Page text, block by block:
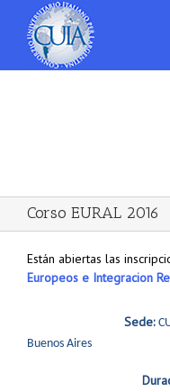
Corso EURAL 2016
Están abiertas las
Europeos e Integracion
Sede:
Buenos Aires